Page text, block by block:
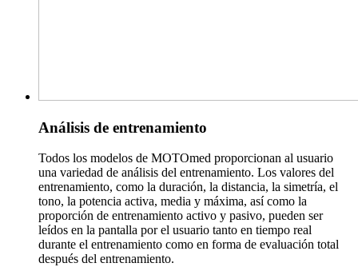
Análisis de entrenamiento
Todos los modelos de MOTOmed proporcionan al usuario
una variedad de análisis del entrenamiento. Los valores del
entrenamiento, como la duración, la distancia, la simetría, el
tono, la potencia activa, media y máxima, así como la
proporción de entrenamiento activo y pasivo, pueden ser
leídos en la pantalla por el usuario tanto en tiempo real
durante el entrenamiento como en forma de evaluación total
después del entrenamiento.